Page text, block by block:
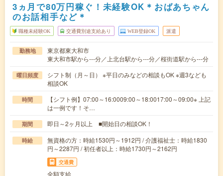
3ヵ月で80万円稼ぐ！未経験OK＊おばあちゃん
のお話相手など＊
職種未経験OK 交通費別途支給あり WEB登録OK 派遣
勤務地
東京都東大和市
東大和市駅から---分／上北台駅から---分／桜街道駅から---分
曜日頻度
シフト制（月～日） ※平日のみなどの相談もOK ※週3なども
相談OK
時間
【シフト例】07:00～16:0009:00～18:0017:00～09:00※ 上記
は一例です！そ…
期間 即日～2ヶ月以上 ■開始日の相談OK！
時給
無資格の方：時給1530円～1912円 / 介護福祉士：時給1830
円～2287円 / 初任者以上：時給1730円～2162円
交通費
全額支給